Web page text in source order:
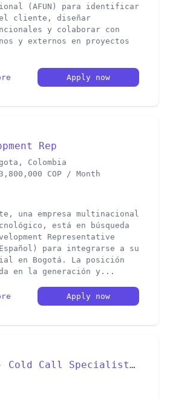
(AFUN) para identificar
cliente, diseñar
y colaborar con
y externos en proyectos
Apply now
Rep
Colombia
COP / Month
una empresa multinacional
está en búsqueda
Representative
para integrarse a su
en Bogotá. La posición
en la generación y...
Apply now
SDR / BDR - Cold Call Specialist | 100% Remoto